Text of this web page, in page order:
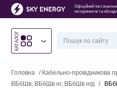
Офіційний
інструментів та
КАТАЛОГ
Головна / Кабельно-провідникова
ВБбШв, ВБбШв нг, ВБбШв нгд /